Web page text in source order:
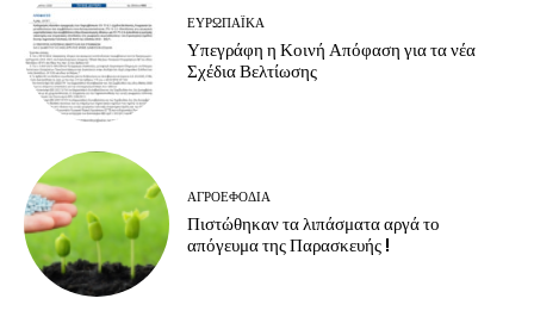
ΕΥΡΩΠΑΪΚΆ
Υπεγράφη η Κοινή Απόφαση για τα νέα
Σχέδια Βελτίωσης
ΑΓΡΟΕΦΌΔΙΑ
Πιστώθηκαν τα λιπάσματα αργά το
απόγευμα της Παρασκευής !